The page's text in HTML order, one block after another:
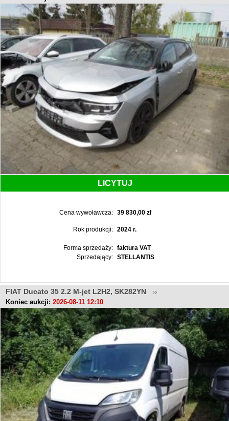
LICYTUJ
Cena wywoławcza: 39 830,00 zł
Rok produkcji: 2024 r.
Forma sprzedaży:
faktura VAT
Sprzedający:
STELLANTIS
FIAT Ducato 35 2.2 M-jet L2H2, SK282YN
Koniec aukcji: 2026-08-11 12:10